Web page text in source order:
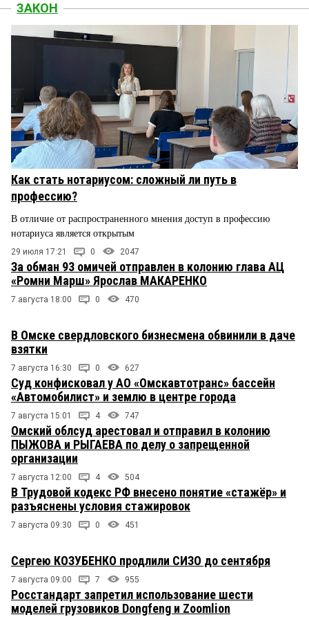
ЗАКОН
Как стать нотариусом: сложный ли путь в
профессию?
В отличие от распространенного мнения доступ в профессию
нотариуса является открытым
29 июля 17:21 0 2047
За обман 93 омичей отправлен в колонию глава АЦ
«Ромни Марш» Ярослав МАКАРЕНКО
7 августа 18:00 0 470
В Омске свердловского бизнесмена обвинили в даче
взятки
7 августа 16:30 0 627
Суд конфисковал у АО «Омскавтотранс» бассейн
«Автомобилист» и землю в центре города
7 августа 15:01 4 747
Омский облсуд арестовал и отправил в колонию
ПЫЖОВА и РЫГАЕВА по делу о запрещенной
организации
7 августа 12:00 4 504
В Трудовой кодекс РФ внесено понятие «стажёр» и
разъяснены условия стажировок
7 августа 09:30 0 451
Сергею КОЗУБЕНКО продлили СИЗО до сентября
7 августа 09:00 7 955
Росстандарт запретил использование шести
моделей грузовиков Dongfeng и Zoomlion